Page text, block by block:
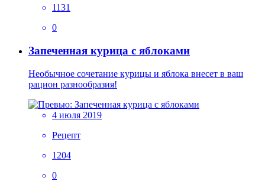
1131
0
Запеченная курица с яблоками
Необычное сочетание курицы и яблока внесет в ваш
рацион разнообразия!
4 июля 2019
Рецепт
1204
0